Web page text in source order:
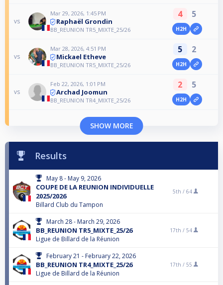
vs
Mar 29, 2026, 1:45 PM
Raphaël Grondin
BB_REUNION TR5_MIXTE_25/26
4 5
H2H
vs
Mar 28, 2026, 4:51 PM
Mickael Etheve
BB_REUNION TR5_MIXTE_25/26
5 2
H2H
vs
Feb 22, 2026, 1:01 PM
Archad Joomun
BB_REUNION TR4_MIXTE_25/26
2 5
H2H
SHOW MORE
Results
May 8 - May 9, 2026
COUPE DE LA REUNION INDIVIDUELLE
2025/2026
Billard Club du Tampon
5th / 64
March 28 - March 29, 2026
BB_REUNION TR5_MIXTE_25/26
Ligue de Billard de la Réunion
17th / 54
February 21 - February 22, 2026
BB_REUNION TR4_MIXTE_25/26
Ligue de Billard de la Réunion
17th / 55